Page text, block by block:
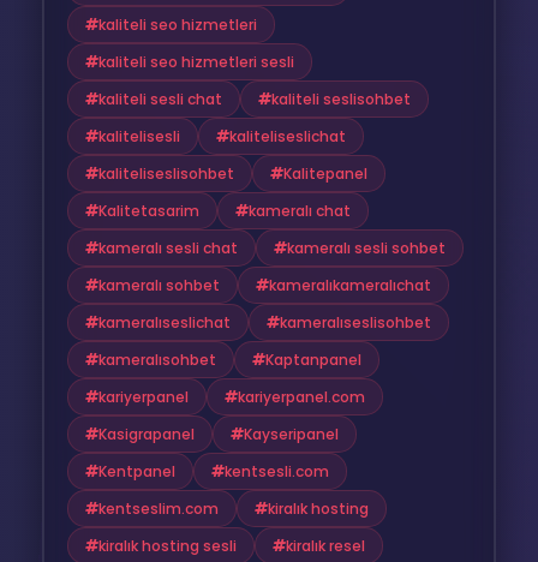
kaliteli seo hizmetleri
kaliteli seo hizmetleri sesli
kaliteli sesli chat
kaliteli seslisohbet
kalitelisesli
kaliteliseslichat
kaliteliseslisohbet
Kalitepanel
Kalitetasarim
kameralı chat
kameralı sesli chat
kameralı sesli sohbet
kameralı sohbet
kameralıkameralıchat
kameralıseslichat
kameralıseslisohbet
kameralısohbet
Kaptanpanel
kariyerpanel
kariyerpanel.com
Kasigrapanel
Kayseripanel
Kentpanel
kentsesli.com
kentseslim.com
kiralık hosting
kiralık hosting sesli
kiralık resel